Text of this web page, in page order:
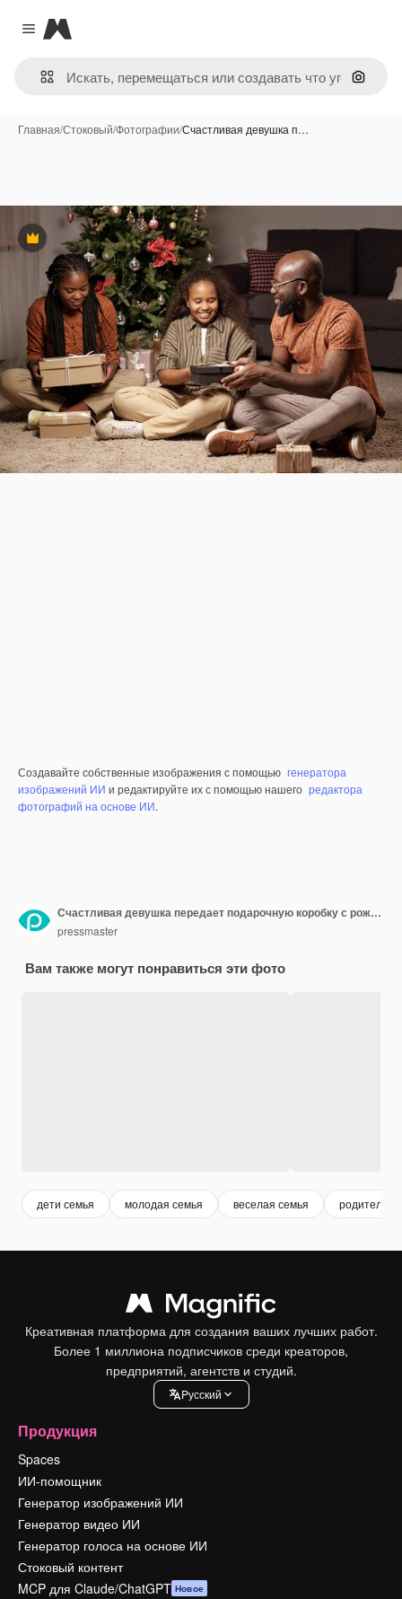
Close menu
Magnific
Поиск
Главная/Стоковый/Фотографии/Счастливая девушка п…
Премиум
Создавайте собственные изображения с помощью генератора
изображений ИИ и редактируйте их с помощью нашего редактора
фотографий на основе ИИ.
Счастливая девушка передает подарочную коробку с рождественским подарком ее отцу
pressmaster
Вам также могут понравиться эти фото
дети семья молодая семья веселая семья родители
Креативная платформа для создания ваших лучших работ.
Более 1 миллиона подписчиков среди креаторов,
предприятий, агентств и студий.
Pусский
Продукция
Spaces
ИИ-помощник
Генератор изображений ИИ
Генератор видео ИИ
Генератор голоса на основе ИИ
Стоковый контент
MCP для Claude/ChatGPT Новое